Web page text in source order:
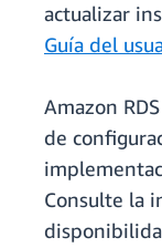
actualizar
Guía del
Amazon
de
Consulte la